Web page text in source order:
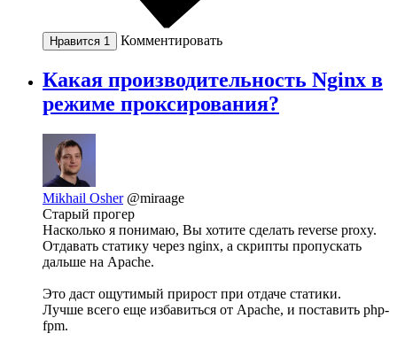
Нравится 1 Комментировать
Какая производительность Nginx в
режиме проксирования?
Mikhail Osher @miraage
Старый прогер
Насколько я понимаю, Вы хотите сделать reverse proxy.
Отдавать статику через nginx, а скрипты пропускать
дальше на Apache.
Это даст ощутимый прирост при отдаче статики.
Лучше всего еще избавиться от Apache, и поставить php-
fpm.